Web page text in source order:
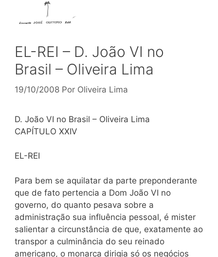
EL-REI – D. João VI no
Brasil – Oliveira Lima
19/10/2008 Por Oliveira Lima
D. João VI no Brasil – Oliveira Lima
CAPÍTULO XXIV
EL-REI
Para bem se aquilatar da parte preponderante
que de fato pertencia a Dom João VI no
governo, do quanto pesava sobre a
administração sua influência pessoal, é mister
salientar a circunstância de que, exatamente ao
transpor a culminância do seu reinado
americano, o monarca dirigia só os negócios